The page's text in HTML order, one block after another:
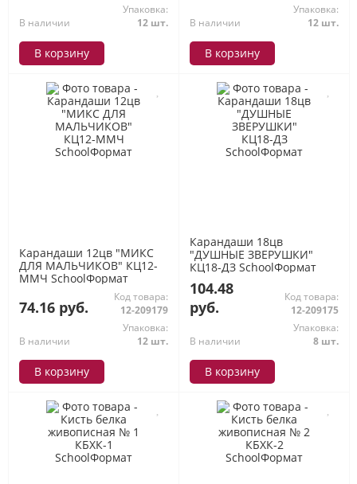
В наличии
Упаковка:
12 шт.
В корзину
В наличии
Упаковка:
12 шт.
В корзину
Карандаши 12цв "МИКС
ДЛЯ МАЛЬЧИКОВ" КЦ12-
ММЧ SchoolФормат
74.16 руб.
Код товара:
12-209179
В наличии
Упаковка:
12 шт.
В корзину
Карандаши 18цв
"ДУШНЫЕ ЗВЕРУШКИ"
КЦ18-ДЗ SchoolФормат
104.48
руб.
Код товара:
12-209175
В наличии
Упаковка:
8 шт.
В корзину